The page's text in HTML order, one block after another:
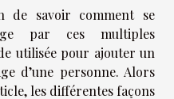
de savoir comment se
par ces multiples
utilisée pour ajouter un
d’une personne. Alors
les différentes façons